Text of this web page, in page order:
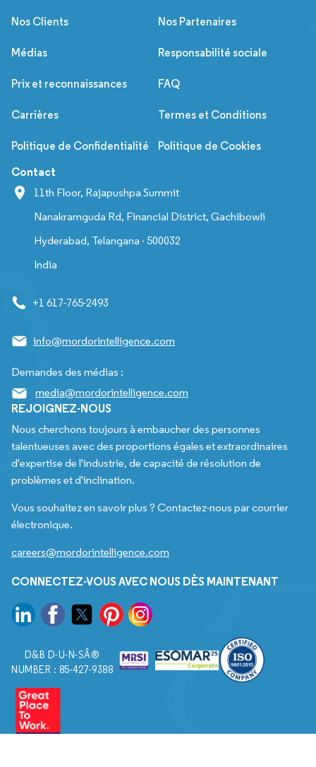
Nos Clients Nos Partenaires
Médias Responsabilité sociale
Prix et reconnaissances FAQ
Carrières Termes et Conditions
Politique de Confidentialité Politique de Cookies
Contact
11th Floor, Rajapushpa Summit
Nanakramguda Rd, Financial District, Gachibowli
Hyderabad, Telangana - 500032
India
+1 617-765-2493
info@mordorintelligence.com
Demandes des médias :
media@mordorintelligence.com
REJOIGNEZ-NOUS
Nous cherchons toujours à embaucher des personnes
talentueuses avec des proportions égales et extraordinaires
d'expertise de l'industrie, de capacité de résolution de
problèmes et d'inclination.
Vous souhaitez en savoir plus ? Contactez-nous par courrier
électronique.
careers@mordorintelligence.com
CONNECTEZ-VOUS AVEC NOUS DÈS MAINTENANT
D&B D-U-N-SÂ®
NUMBER : 85-427-9388